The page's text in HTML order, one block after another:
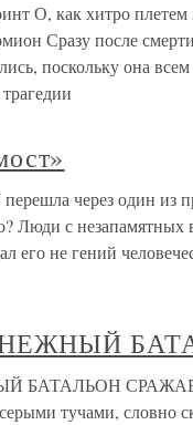
О, как хитро
Сразу после
поскольку она
через один из
Люди с
его не гений
БАТАЛЬОН
тучами, словно